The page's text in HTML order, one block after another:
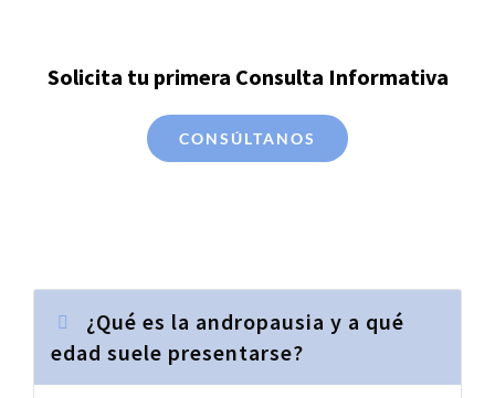
Solicita tu primera Consulta Informativa
CONSÚLTANOS
¿Qué es la andropausia y a qué
edad suele presentarse?